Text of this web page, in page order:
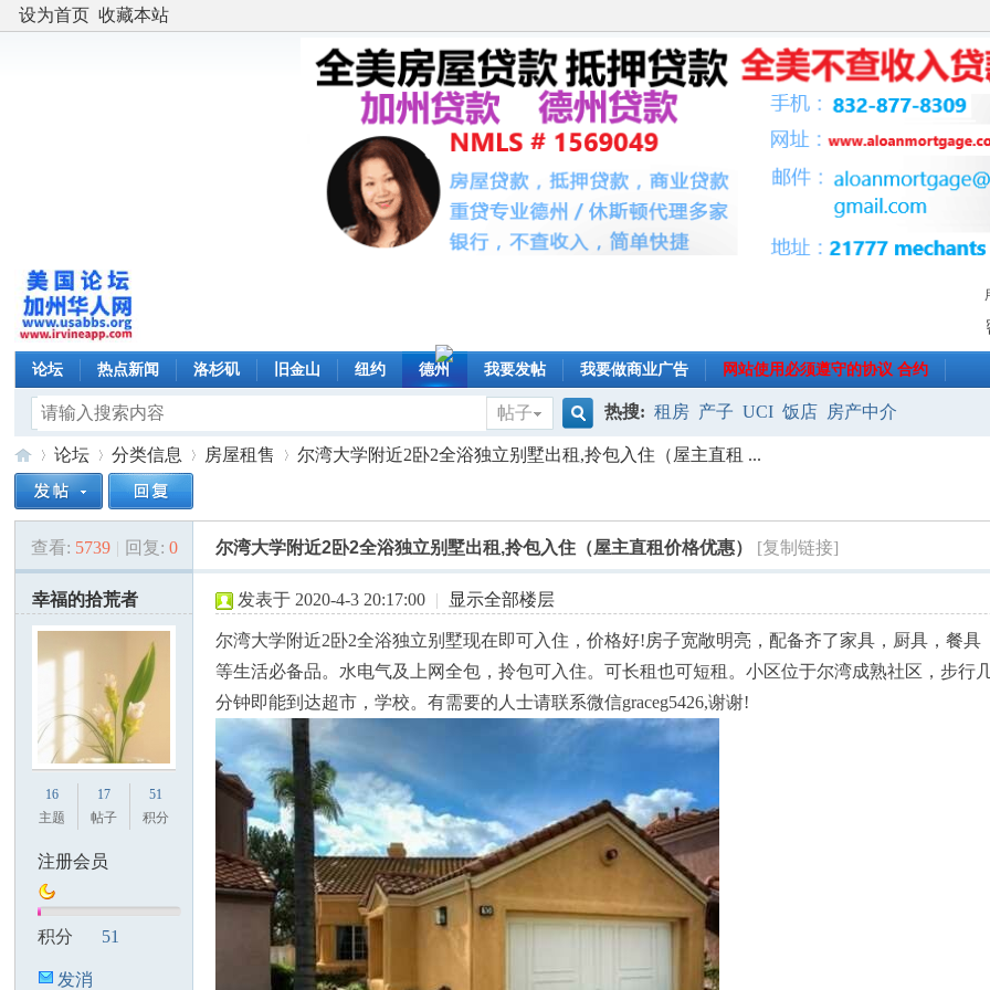
设为首页 收藏本站
论坛 热点新闻 洛杉矶 旧金山 纽约 德州 我要发帖 我要做商业广告 网站使用必须遵守的协议 合约
帖子
搜
索
热搜: 租房 产子 UCI 饭店 房产中介
美
国
»
论坛
›
分类信息 房屋租售
›
尔湾大学附近2卧2全浴独立别墅出租,拎包入住（屋主直租 ...
查看: 5739 | 回复: 0 尔湾大学附近2卧2全浴独立别墅出租,拎包入住（屋主直租价格优惠） [复制链接]
幸福的拾荒者
16
主题
17
帖子
51
积分
注册会员
积分 51
发消
发表于 2020-4-3 20:17:00 | 显示全部楼层
尔湾大学附近2卧2全浴独立别墅现在即可入住，价格好!房子宽敞明亮，配备齐了家具，厨具，餐具
等生活必备品。水电气及上网全包，拎包可入住。可长租也可短租。小区位于尔湾成熟社区，步行
分钟即能到达超市，学校。有需要的人士请联系微信graceg5426,谢谢!